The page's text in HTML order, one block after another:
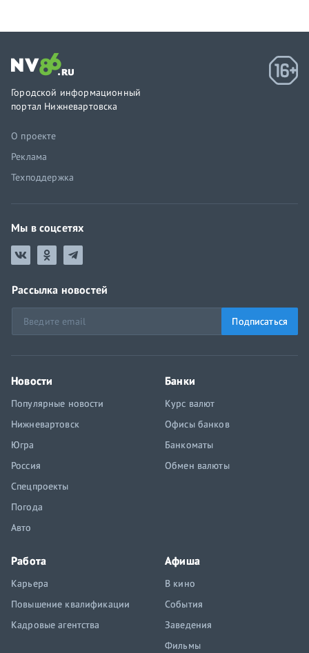
Городской информационный
портал Нижневартовска
О проекте
Реклама
Техподдержка
Мы в соцсетях
Рассылка новостей
Подписаться
Новости
Популярные новости
Нижневартовск
Югра
Россия
Спецпроекты
Погода
Авто
Банки
Курс валют
Офисы банков
Банкоматы
Обмен валюты
Работа
Карьера
Повышение квалификации
Кадровые агентства
Афиша
В кино
События
Заведения
Фильмы